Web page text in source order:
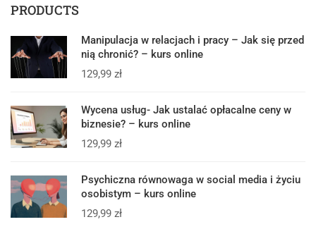
PRODUCTS
Manipulacja w relacjach i pracy – Jak się przed
nią chronić? – kurs online
129,99 zł
Wycena usług- Jak ustalać opłacalne ceny w
biznesie? – kurs online
129,99 zł
Psychiczna równowaga w social media i życiu
osobistym – kurs online
129,99 zł